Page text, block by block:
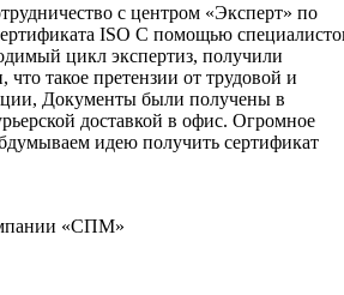
с центром «Эксперт» по
ISO С помощью
цикл экспертиз, получили
такое претензии от трудовой и
Документы были получены в
доставкой в офис. Огромное
идею получить сертификат
«СПМ»